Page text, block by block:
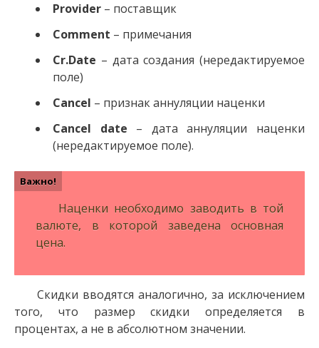
Provider – поставщик
Comment – примечания
Cr.Date – дата создания (нередактируемое
поле)
Cancel – признак аннуляции наценки
Cancel date – дата аннуляции наценки
(нередактируемое поле).
Наценки необходимо заводить в той
валюте, в которой заведена основная
цена.
Скидки вводятся аналогично, за исключением
того, что размер скидки определяется в
процентах, а не в абсолютном значении.